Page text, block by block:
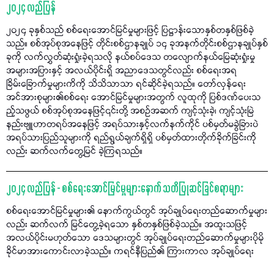
၂၀၂၄ လည်ပြန်
၂၀၂၄ ခုနှစ်သည် စစ်ရေးအောင်မြင်မှုများဖြင့် ပြဋ္ဌာန်းသောနှစ်တနှစ်ဖြစ်ခဲ့
သည်။ စစ်အုပ်စုအနေဖြင့် တိုင်းစစ်ဌာနချုပ် ၁၄ ခုအနက်တိုင်းစစ်ဌာနချုပ်နှစ်
ခုကို လက်လွှတ်ဆုံးရှုံးခဲ့ရသလို နယ်စပ်ဒေသ တလျောက်နယ်မြေဆုံးရှုံးမှု
အများအပြားနှင့် အလယ်ပိုင်းရှိ အညာဒေသတွင်လည်း စစ်ရေးအရ
ခြိမ်းခြောက်မှုများကိကို သိသိသာသာ ရင်ဆိုင်ခဲ့ရသည်။ တော်လှန်ရေး
အင်အားစုများ၏စစ်ရေး အောင်မြင်မှုများအတွက် လူထုကို ပြစ်ဒဏ်ပေးသ
ည့်သဖွယ် စစ်အုပ်စုအနေဖြင့်၎င်းတို့ အစဉ်အဆက် ကျင့်သုံးခဲ့၊ ကျင့်သုံးမြဲ
နည်းဗျူဟာတရပ်အနေဖြင့် အရပ်သားနှင့်လက်နက်ကိုင် ပစ်မှတ်မခွဲခြားပဲ
အရပ်သားပြည်သူများကို ရည်ရွယ်ချက်ရှိရှိ ပစ်မှတ်ထားတိုက်ခိုက်ခြင်းကို
လည်း ဆက်လက်တွေ့မြင် ခဲ့ကြရသည်။
၂၀၂၄ လည်ပြန် - စစ်ရေးအောင်မြင်မှုများနောက် သတိပြုဆင်ခြင်စရာများ
စစ်ရေးအောင်မြင်မှုများ၏ နောက်ကွယ်တွင် အုပ်ချုပ်ရေးတည်ဆောက်မှုများ
လည်း ဆက်လက် မြင်တွေ့ခဲ့ရသော နှစ်တနှစ်ဖြစ်ခဲ့သည်။ အထူးသဖြင့်
အလယ်ပိုင်းမဟုတ်သော ဒေသများတွင် အုပ်ချုပ်ရေးတည်ဆောက်မှုများပိုမို
ခိုင်မာအားကောင်းလာခဲ့သည်။ ကရင်နီပြည်၏ ကြားကာလ အုပ်ချုပ်ရေး